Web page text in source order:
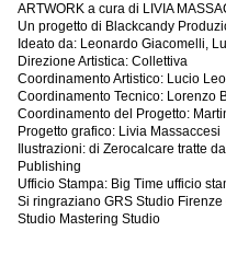
ARTWORK a cura di LIVIA
Un progetto di Blackcandy
Ideato da: Leonardo Giacomelli,
Direzione Artistica: Collettiva
Coordinamento Artistico: Lucio
Coordinamento Tecnico: Lorenzo
Coordinamento del Progetto:
Progetto grafico: Livia Massaccesi
Ilustrazioni: di Zerocalcare tratte
Publishing
Ufficio Stampa: Big Time ufficio
Si ringraziano GRS Studio
Studio Mastering Studio